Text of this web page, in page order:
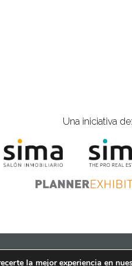
Una iniciativa de:
la mejor experiencia en